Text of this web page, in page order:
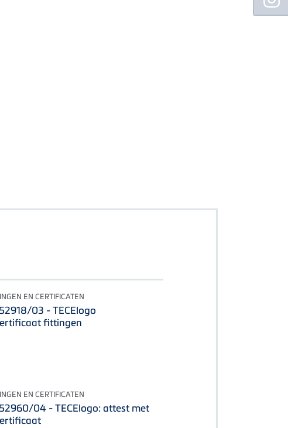
EN CERTIFICATEN
03 - TECElogo
fittingen
EN CERTIFICATEN
04 - TECElogo: attest met